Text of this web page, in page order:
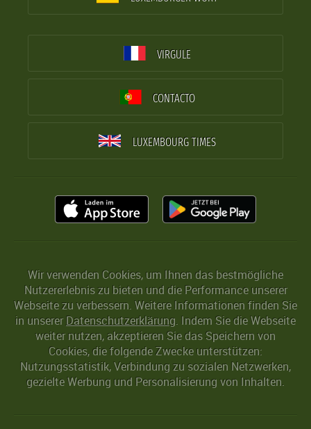
VIRGULE
CONTACTO
LUXEMBOURG TIMES
Wir verwenden Cookies, um Ihnen das bestmögliche
Nutzererlebnis zu bieten und die Performance unserer
Webseite zu verbessern. Weitere Informationen finden Sie
in unserer Datenschutzerklärung. Indem Sie die Webseite
weiter nutzen, akzeptieren Sie das Speichern von
Cookies, die folgende Zwecke unterstützen:
Nutzungsstatistik, Verbindung zu sozialen Netzwerken,
gezielte Werbung und Personalisierung von Inhalten.